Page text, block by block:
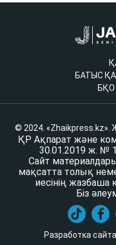
БАТЫС
© 2024.
ҚР Ақпарат және
30.01.2019 ж. №
Сайт
мақсатта толық
иесінің жазбаша
Біз
Разработка